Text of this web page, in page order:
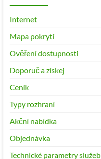
Internet
Mapa pokrytí
Ověření dostupnosti
Doporuč a získej
Ceník
Typy rozhraní
Akční nabídka
Objednávka
Technické parametry služeb